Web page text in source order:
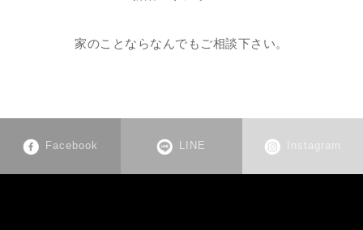
家のことならなんでもご相談下さい。
Facebook LINE Instagram